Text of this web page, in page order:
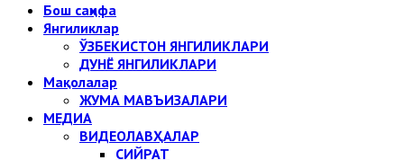
Бош саҳифа
Янгиликлар
ЎЗБЕКИСТОН ЯНГИЛИКЛАРИ
ДУНЁ ЯНГИЛИКЛАРИ
Мақолалар
ЖУМА МАВЪИЗАЛАРИ
МЕДИА
ВИДЕОЛАВҲАЛАР
СИЙРАТ